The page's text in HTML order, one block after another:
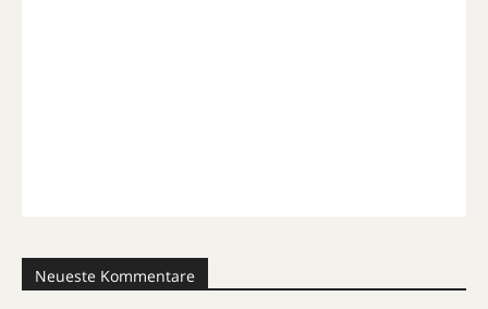
Neueste Kommentare